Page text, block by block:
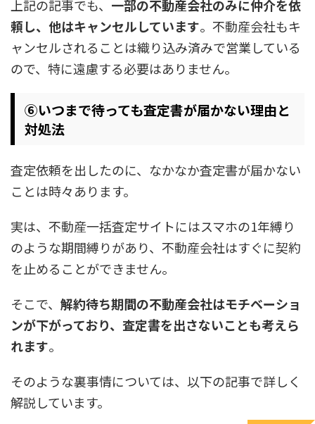
上記の記事でも、 一部の不動産会社のみに仲介を依
頼し、他はキャンセルしています。不動産会社もキ
ャンセルされることは織り込み済みで営業している
ので、特に遠慮する必要はありません。
⑥いつまで待っても査定書が届かない理由と
対処法
査定依頼を出したのに、なかなか査定書が届かない
ことは時々あります。
実は、不動産一括査定サイトにはスマホの1年縛り
のような期間縛りがあり、不動産会社はすぐに契約
を止めることができません。
そこで、 解約待ち期間の不動産会社はモチベーショ
ンが下がっており、査定書を出さないことも考えら
れます。
そのような裏事情については、以下の記事で詳しく
解説しています。